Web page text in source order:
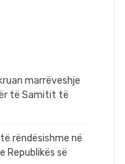
marrëveshje
të Samitit të
rëndësishme në
Republikës së